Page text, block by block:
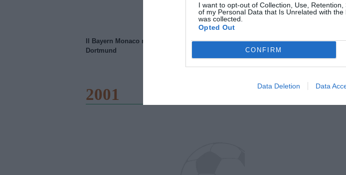
I want to opt-out of Collection, Use,
of my Personal Data that Is Unrelated with
was collected.
Opted Out
CONFIRM
Data Deletion Data
Il Bayern Monaco ridimensiona il Borussia
Dortmund
Wiltord vuole giocare
2001